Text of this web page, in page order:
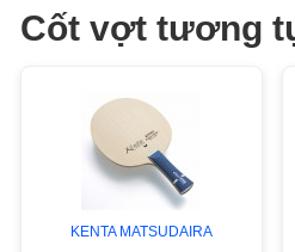
Cốt vợt tương
KENTA MATSUDAIRA